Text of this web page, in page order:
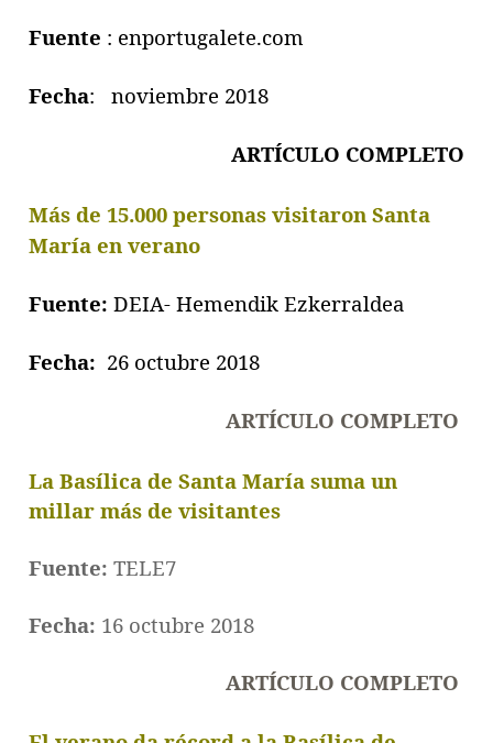
Fuente : enportugalete.com
Fecha: noviembre 2018
ARTÍCULO COMPLETO
Más de 15.000 personas visitaron Santa
María en verano
Fuente: DEIA- Hemendik Ezkerraldea
Fecha: 26 octubre 2018
ARTÍCULO COMPLETO
La Basílica de Santa María suma un
millar más de visitantes
Fuente: TELE7
Fecha: 16 octubre 2018
ARTÍCULO COMPLETO